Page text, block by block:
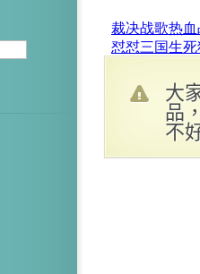
大
品
不